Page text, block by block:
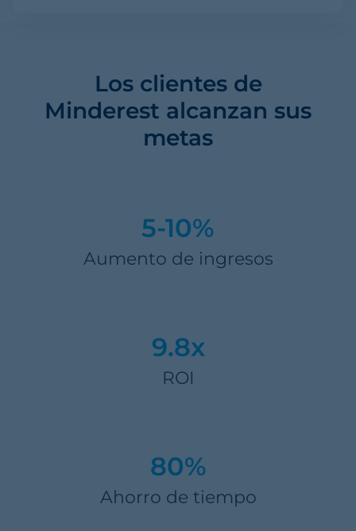
Los clientes de
Minderest alcanzan sus
metas
5-10%
Aumento de ingresos
9.8x
ROI
80%
Ahorro de tiempo